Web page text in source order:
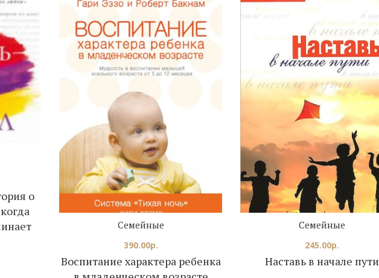
о
Воспитание характера ребенка
Семейные
390.00р.
Наставь в начале пути
Семейные
245.00р.